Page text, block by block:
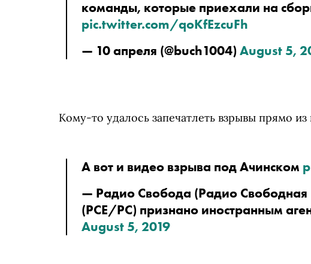
pic.twitter.com/qoKfEzcuFh
— 10 апреля (@buch1004) August 5,
Кому-то удалось запечатлеть взрывы прямо из
А вот и видео взрыва под Ачинском
— Радио Свобода (Радио
(PCE/PC) признано иностранным
August 5, 2019